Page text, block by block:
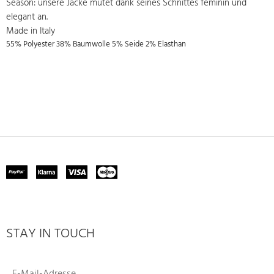
Season: unsere Jacke mutet dank seines Schnittes feminin und
elegant an.
Made in Italy
55% Polyester 38% Baumwolle 5% Seide 2% Elasthan
STAY IN TOUCH